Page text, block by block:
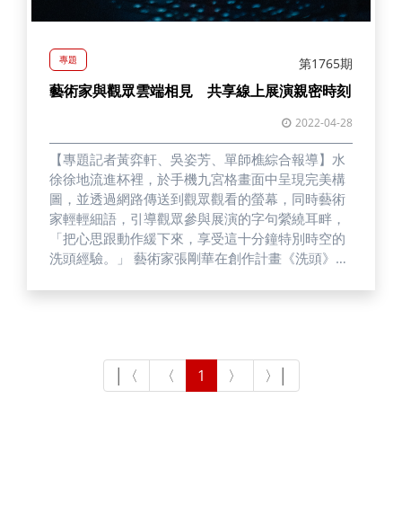
專題 第1765期
藝術家與觀眾雲端相見 共享線上展演親密時刻
2022-04-28
【專題記者黃弈軒、吳姿芳、單師樵綜合報導】水
徐徐地流進杯裡，於手機九宮格畫面中呈現完美構
圖，並透過網路傳送到觀眾觀看的螢幕，同時藝術
家輕輕細語，引導觀眾參與展演的字句縈繞耳畔，
「把心思跟動作緩下來，享受這十分鐘特別時空的
洗頭經驗。」 藝術家張剛華在創作計畫《洗頭》中
人走動，揭示「洗頭」為親密時刻。藝術家將自身
洗頭的記憶娓娓道來，觀眾也分享關於自己的洗頭
故事。冷漠不再是科技唯一形容詞，藝術家與觀眾